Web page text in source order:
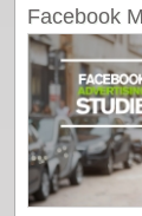
Facebook